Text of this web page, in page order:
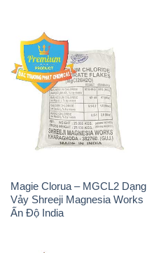
Magie Clorua – MGCL2 Dạng
Vảy Shreeji Magnesia Works
Ấn Độ India